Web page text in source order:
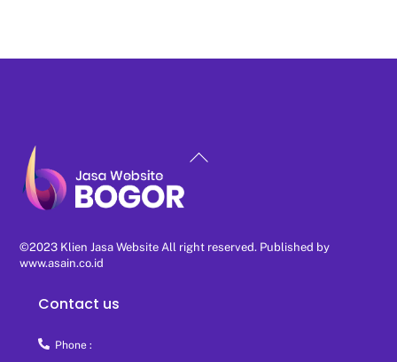
To
©2023 Klien Jasa Website All right reserved. Published by
www.asain.co.id
Contact us
Phone :